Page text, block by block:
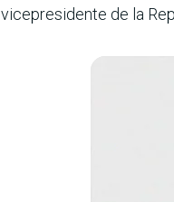
vicepresidente de la